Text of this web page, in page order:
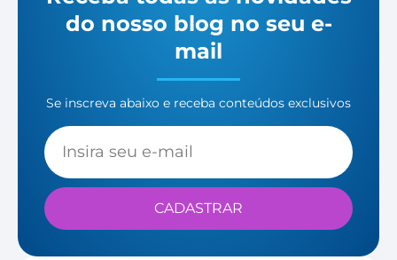
do nosso blog no seu e-
mail
Se inscreva abaixo e receba conteúdos exclusivos
CADASTRAR